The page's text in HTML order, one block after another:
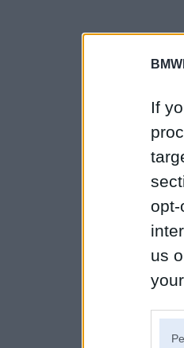
If
opt-
us